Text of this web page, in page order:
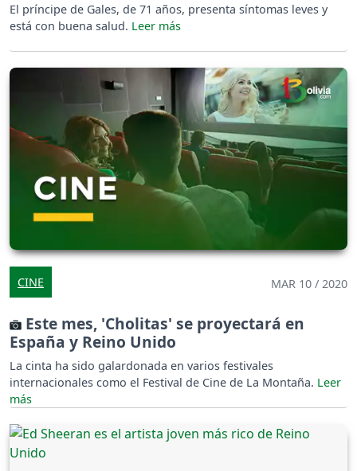
El príncipe de Gales, de 71 años, presenta síntomas leves y
está con buena salud.
CINE MAR 10 / 2020
Este mes, 'Cholitas' se proyectará en
España y Reino Unido
La cinta ha sido galardonada en varios festivales
internacionales como el Festival de Cine de La Montaña.